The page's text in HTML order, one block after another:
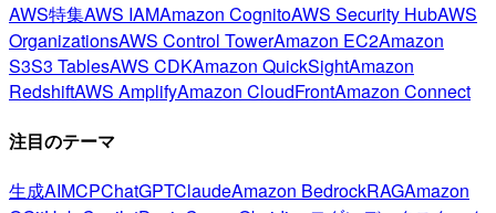
AWS特集AWS IAMAmazon CognitoAWS Security HubAWS
OrganizationsAWS Control TowerAmazon EC2Amazon
S3S3 TablesAWS CDKAmazon QuickSightAmazon
RedshiftAWS AmplifyAmazon CloudFrontAmazon Connect
注目のテーマ
生成AIMCPChatGPTClaudeAmazon BedrockRAGAmazon